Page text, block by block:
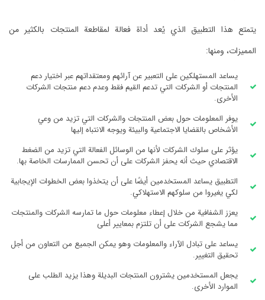
يتمتع ‏هذا التطبيق الذي يُعد أداة فعالة لمقاطعة المنتجات بالكثير من
المميزات، ومنها:
‏يساعد المستهلكين على التعبير عن آرائهم ومعتقداتهم عبر اختيار دعم
المنتجات أو الشركات التي تدعم القيم فقط وعدم دعم منتجات الشركات
الأخرى.
‏يوفر المعلومات حول بعض المنتجات والشركات التي تزيد من وعي
الأشخاص بالقضايا الاجتماعية والبيئة ويوجه الانتباه إليها
‏يؤثر على سلوك الشركات لأنها من الوسائل الفعالة التي تزيد من الضغط
الاقتصادي حيث أنه يحفز الشركات على أن تحسن الممارسات الخاصة بها.
‏التطبيق يساعد المستخدمين أيضًا على أن يتخذوا بعض الخطوات الإيجابية
لكي يغيروا من سلوكهم الاستهلاكي.
‏يعزز الشفافية من خلال إعطاء معلومات حول ما تمارسه الشركات والمنتجات
مما يشجع الشركات على أن تلتزم بمعايير أعلى
يساعد على تبادل الآراء والمعلومات وهو يمكن الجميع من التعاون من أجل
تحقيق التغيير.
يجعل المستخدمين يشترون المنتجات البديلة وهذا يزيد الطلب على
الموارد الأخرى.